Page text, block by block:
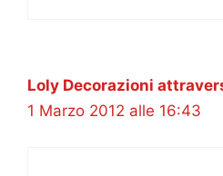
Loly Decorazioni
1 Marzo 2012 alle 16:43